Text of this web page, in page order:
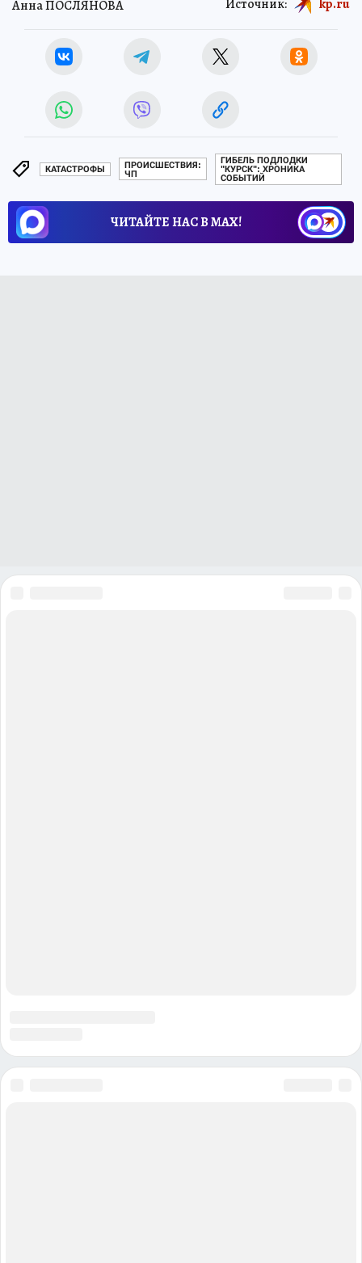
Анна ПОСЛЯНОВА
КАТАСТРОФЫ
ПРОИСШЕСТВИЯ:
ЧП
ГИБЕЛЬ ПОДЛОДКИ
"КУРСК": ХРОНИКА
СОБЫТИЙ
ЧИТАЙТЕ НАС В МАХ!